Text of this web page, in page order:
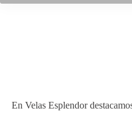
En Velas Esplendor